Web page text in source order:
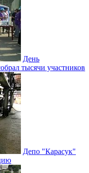
День
тысячи участников
Депо "Карасук"